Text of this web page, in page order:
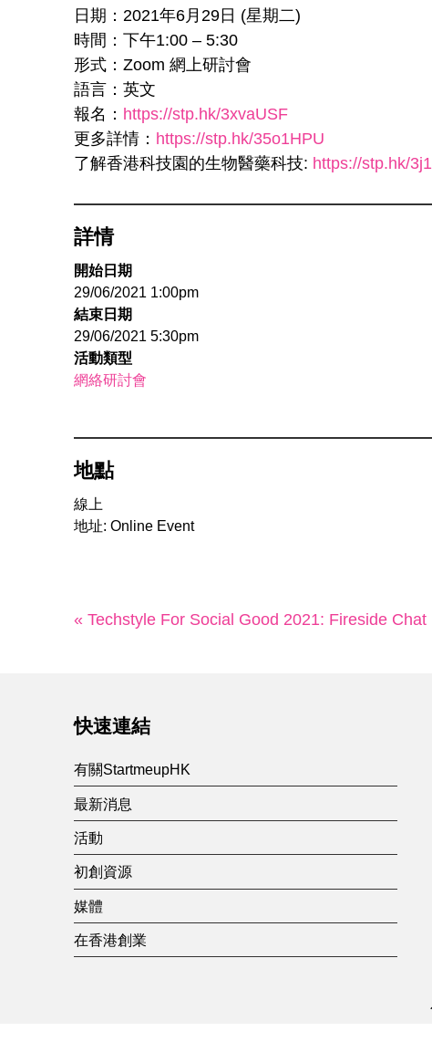
日期：2021年6月29日 (星期二)
時間：下午1:00 – 5:30
形式：Zoom 網上研討會
語言：英文
報名： https://stp.hk/3xvaUSF
更多詳情： https://stp.hk/35o1HPU
了解香港科技園的生物醫藥科技: https://stp.hk/
詳情
開始日期
29/06/2021 1:00pm
結束日期
29/06/2021 5:30pm
活動類型
網絡研討會
地點
線上
地址: Online Event
« Techstyle For Social Good 2021: Fireside Chat
快速連結
有關StartmeupHK
最新消息
活動
初創資源
媒體
在香港創業